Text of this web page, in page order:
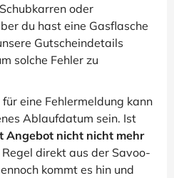
oder
du hast eine Gasflasche
Gutscheindetails
solche Fehler zu
eine Fehlermeldung kann
Ablaufdatum sein. Ist
Angebot nicht nicht mehr
direkt aus der Savoo-
kommt es hin und